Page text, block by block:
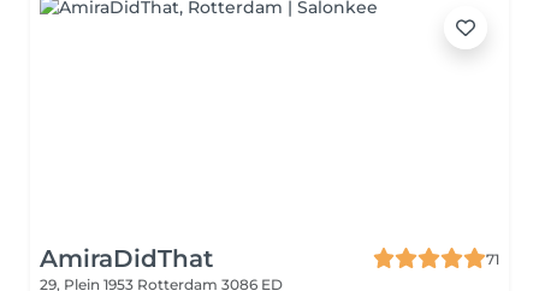
AmiraDidThat
71
29, Plein 1953 Rotterdam 3086 ED